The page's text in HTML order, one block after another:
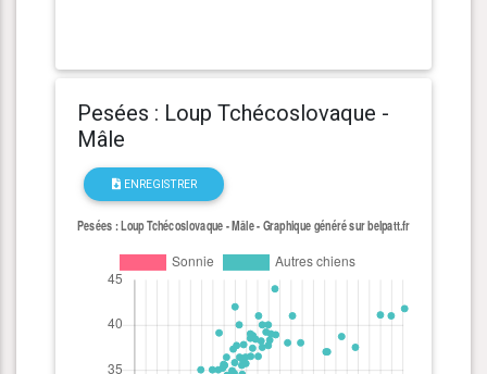
Pesées : Loup Tchécoslovaque -
Mâle
ENREGISTRER